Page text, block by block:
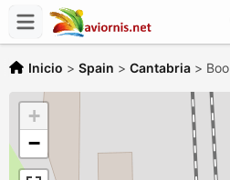
Inicio > Spain > Cantabria > Boo
+
−